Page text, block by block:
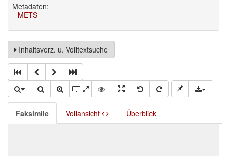
Metadaten:
METS
Inhaltsverz. u. Volltextsuche
Faksimile Vollansicht Überblick